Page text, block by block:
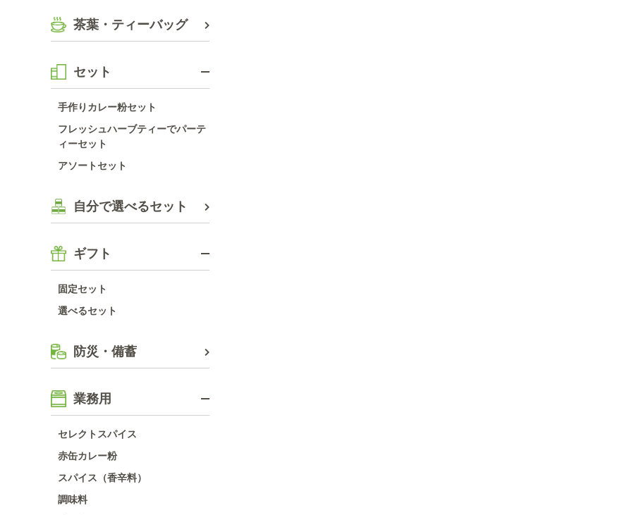
茶葉・ティーバッグ
セット
手作りカレー粉セット
フレッシュハーブティーでパーテ
ィーセット
アソートセット
自分で選べるセット
ギフト
固定セット
選べるセット
防災・備蓄
業務用
セレクトスパイス
赤缶カレー粉
スパイス（香辛料）
調味料